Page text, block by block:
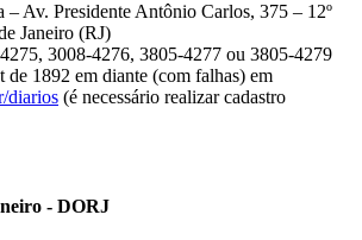
– Av. Presidente Antônio Carlos, 375 – 12º
Janeiro (RJ)
3008-4276, 3805-4277 ou 3805-4279
1892 em diante (com falhas) em
diarios (é necessário realizar cadastro
- DORJ